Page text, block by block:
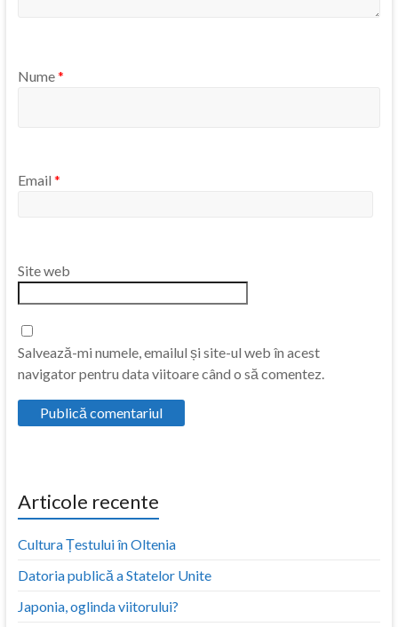
Nume*
Email *
Site web
Salvează-mi numele, emailul și site-ul web în acest
navigator pentru data viitoare când o să comentez.
Articole recente
Cultura Țestului în Oltenia
Datoria publică a Statelor Unite
Japonia, oglinda viitorului?